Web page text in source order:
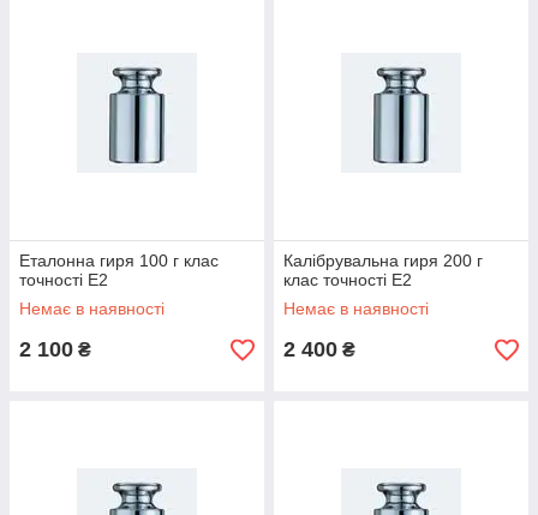
Еталонна гиря 100 г клас
точності E2
Немає в наявності
2 100 ₴
Калібрувальна гиря 200 г
клас точності E2
Немає в наявності
2 400 ₴